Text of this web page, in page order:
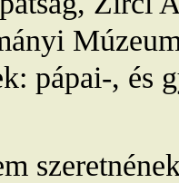
pápai-, és